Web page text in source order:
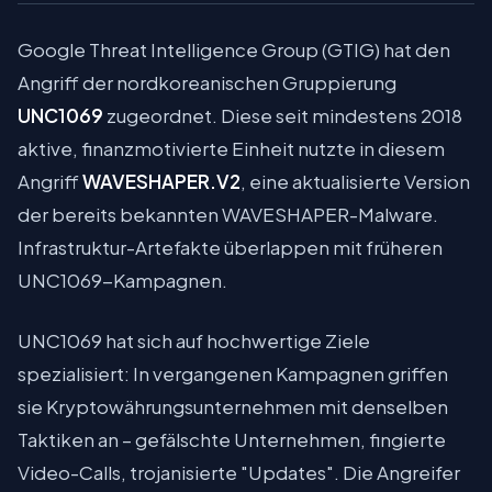
Google Threat Intelligence Group (GTIG) hat den
Angriff der nordkoreanischen Gruppierung
UNC1069 zugeordnet. Diese seit mindestens 2018
aktive, finanzmotivierte Einheit nutzte in diesem
AngriffWAVESHAPER.V2, eine aktualisierte Version
der bereits bekannten WAVESHAPER-Malware.
Infrastruktur-Artefakte überlappen mit früheren
UNC1069-Kampagnen.
UNC1069 hat sich auf hochwertige Ziele
spezialisiert: In vergangenen Kampagnen griffen
sie Kryptowährungsunternehmen mit denselben
Taktiken an – gefälschte Unternehmen, fingierte
Video-Calls, trojanisierte "Updates". Die Angreifer